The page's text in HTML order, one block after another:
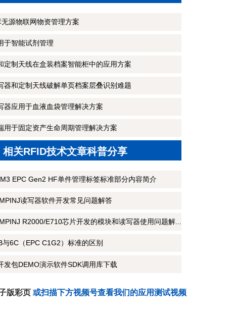
源物联网物资管理方案
于智能试剂管理
定制天线在盒装档案智能柜中的应用方案
器和定制天线破解单页档案层叠识别难题
器应用于血液血袋管理解决方案
用于固定资产生命周期管理解决方案
相关RFID技术文章科普分享
EPC Gen2 HF单件管理标签标准部分内容简介
读写器软件开发常见问题解答
R2000/E710芯片开发的模块和读写器使用问题解...
6C（EPC C1G2）标准的区别
发包DEMO演示软件SDK调用库下载
版彩页 或扫描下方视频号查看我们的应用测试视频